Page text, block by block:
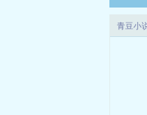
青豆小